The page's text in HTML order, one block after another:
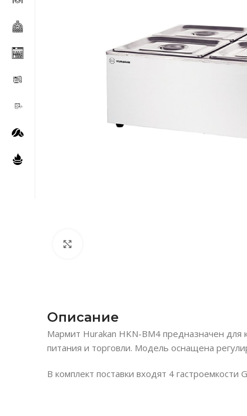
Описание
Мармит Hurakan HKN-BM4 предназначен для
питания и торговли. Модель оснащена
В комплект поставки входят 4